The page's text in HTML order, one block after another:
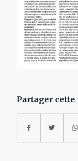
Partager